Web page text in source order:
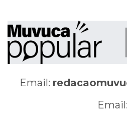
Email:
Email: